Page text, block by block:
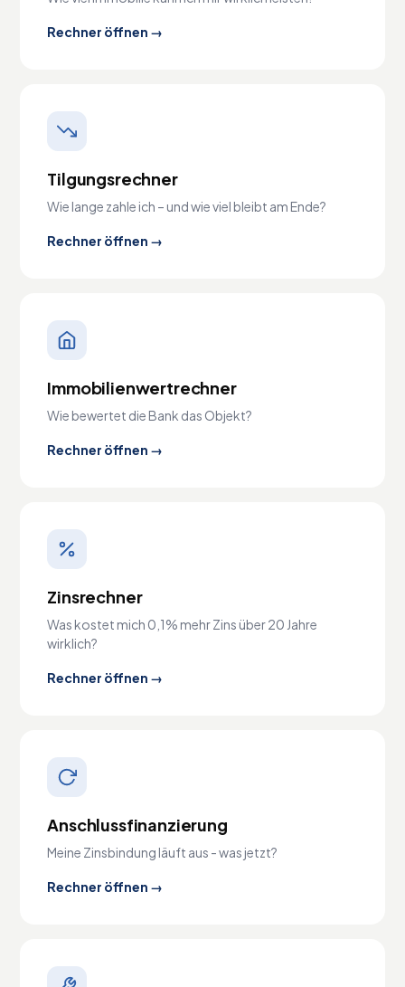
Rechner öffnen →
Tilgungsrechner
Wie lange zahle ich – und wie viel bleibt am Ende?
Rechner öffnen →
Immobilienwertrechner
Wie bewertet die Bank das Objekt?
Rechner öffnen →
Zinsrechner
Was kostet mich 0,1% mehr Zins über 20 Jahre
wirklich?
Rechner öffnen →
Anschlussfinanzierung
Meine Zinsbindung läuft aus - was jetzt?
Rechner öffnen →